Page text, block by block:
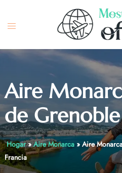
content
Toggle
Aire
de
Hogar»Aire Monarca» Aire
Francia